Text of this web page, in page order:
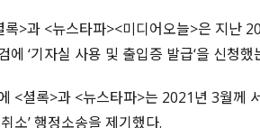
록>과 <뉴스타파><미디어오늘>은 지난
에 ‘기자실 사용 및 출입증 발급‘을 신청
<셜록>과 <뉴스타파>는 2021년 3월께
소’ 행정소송을 제기했다.